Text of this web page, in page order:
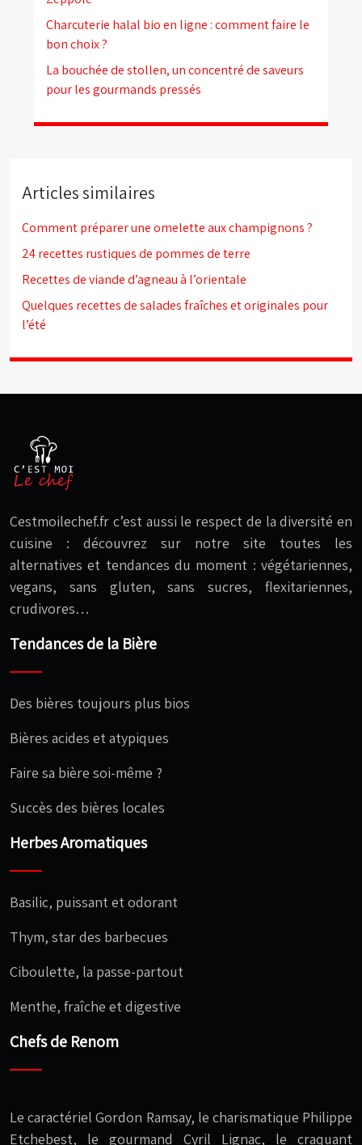
Charcuterie halal bio en ligne : comment faire le
bon choix ?
La bouchée de stollen, un concentré de saveurs
pour les gourmands pressés
Articles similaires
Comment préparer une omelette aux champignons ?
24 recettes rustiques de pommes de terre
Recettes de viande d’agneau à l’orientale
Quelques recettes de salades fraîches et originales pour
l’été
Cestmoilechef.fr c’est aussi le respect de la diversité en
cuisine : découvrez sur notre site toutes les
alternatives et tendances du moment : végétariennes,
vegans, sans gluten, sans sucres, flexitariennes,
crudivores…
Tendances de la Bière
Des bières toujours plus bios
Bières acides et atypiques
Faire sa bière soi-même ?
Succès des bières locales
Herbes Aromatiques
Basilic, puissant et odorant
Thym, star des barbecues
Ciboulette, la passe-partout
Menthe, fraîche et digestive
Chefs de Renom
Le caractériel Gordon Ramsay, le charismatique Philippe
Etchebest, le gourmand Cyril Lignac, le craquant